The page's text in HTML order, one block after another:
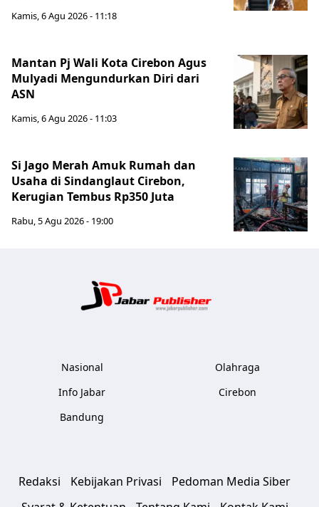
Kamis, 6 Agu 2026 - 11:18
Mantan Pj Wali Kota Cirebon Agus
Mulyadi Mengundurkan Diri dari
ASN
Kamis, 6 Agu 2026 - 11:03
Si Jago Merah Amuk Rumah dan
Usaha di Sindanglaut Cirebon,
Kerugian Tembus Rp350 Juta
Rabu, 5 Agu 2026 - 19:00
Nasional
Info Jabar
Bandung
Olahraga
Cirebon
Redaksi Kebijakan Privasi
Pedoman Media Siber